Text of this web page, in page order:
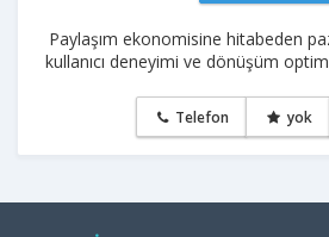
Paylaşım ekonomisine hitabeden
kullanıcı deneyimi ve dönüşüm
Telefon yok